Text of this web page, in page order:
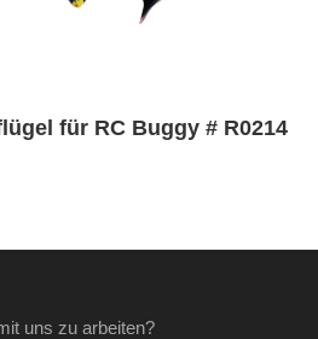
für RC Buggy # R0214
uns zu arbeiten?